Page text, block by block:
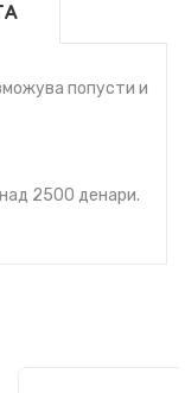
попусти и
2500 денари.